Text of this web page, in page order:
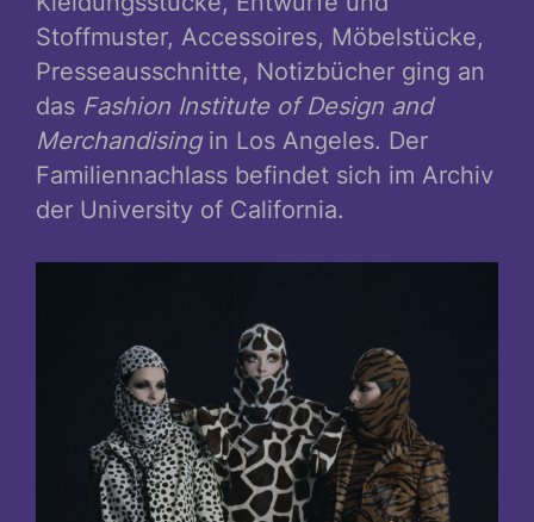
Stoffmuster, Accessoires, Möbelstücke,
Presseausschnitte, Notizbücher ging an
das Fashion Institute of Design and
Merchandisingin Los Angeles. Der
Familiennachlass befindet sich im Archiv
der University of California.